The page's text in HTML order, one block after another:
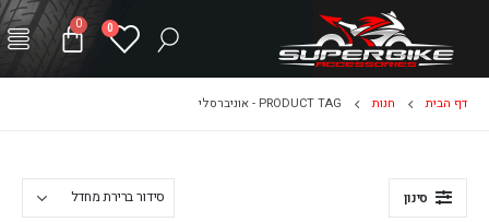
0
0
דף הבית חנות PRODUCT TAG - אוניברסלי
סינון